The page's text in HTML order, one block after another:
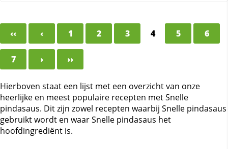
‹‹ ‹ 1 2 3 4 5 6
7 › ››
Hierboven staat een lijst met een overzicht van onze
heerlijke en meest populaire recepten met Snelle
pindasaus. Dit zijn zowel recepten waarbij Snelle pindasaus
gebruikt wordt en waar Snelle pindasaus het
hoofdingrediënt is.